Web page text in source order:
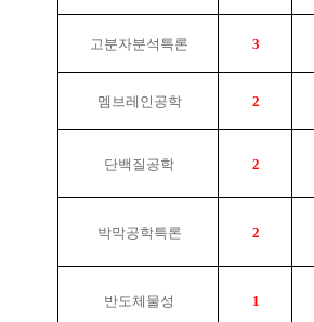
고분자분석특론 3
멤브레인공학 2
단백질공학 2
박막공학특론 2
반도체물성 1